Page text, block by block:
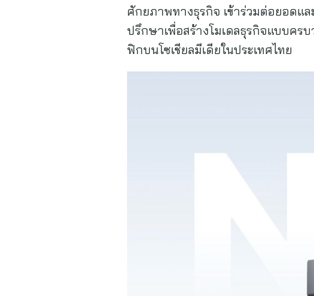
ศักยภาพทางธุรกิจ เข้าร่วมต่อยอดแ
ปรึกษาเพื่อสร้างโมเดลธุรกิจแบบคร
ฟิกบนโซเชียลมีเดียในประเทศไทย